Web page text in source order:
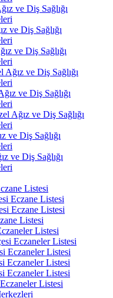
ve Diş Sağlığı
ve Diş Sağlığı
ve Diş Sağlığı
ve Diş Sağlığı
ve Diş Sağlığı
Ağız ve Diş Sağlığı
ve Diş Sağlığı
ve Diş Sağlığı
Listesi
Eczane Listesi
Eczane Listesi
Listesi
Listesi
Eczaneler Listesi
Eczaneler Listesi
Eczaneler Listesi
Eczaneler Listesi
Listesi